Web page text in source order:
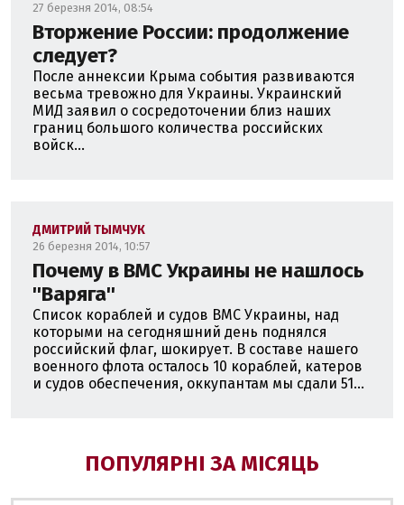
27 березня 2014, 08:54
Вторжение России: продолжение
следует?
После аннексии Крыма события развиваются
весьма тревожно для Украины. Украинский
МИД заявил о сосредоточении близ наших
границ большого количества российских
войск...
ДМИТРИЙ ТЫМЧУК
26 березня 2014, 10:57
Почему в ВМС Украины не нашлось
''Варяга''
Список кораблей и судов ВМС Украины, над
которыми на сегодняшний день поднялся
российский флаг, шокирует. В составе нашего
военного флота осталось 10 кораблей, катеров
и судов обеспечения, оккупантам мы сдали 51...
ПОПУЛЯРНІ ЗА МІСЯЦЬ